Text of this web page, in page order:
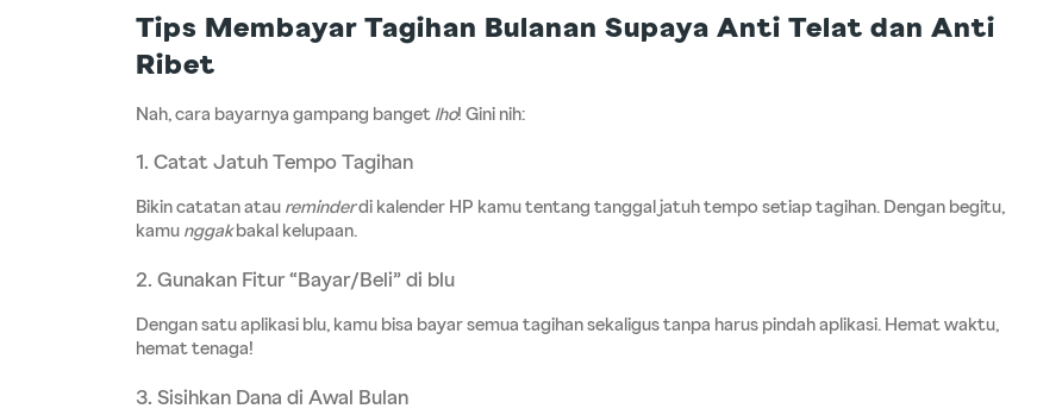
Tips Membayar Tagihan Bulanan Supaya Anti Telat dan Anti
Ribet
Nah, cara bayarnya gampang banget lho! Gini nih:
1. Catat Jatuh Tempo Tagihan
Bikin catatan atau reminder di kalender HP kamu tentang tanggal jatuh tempo setiap tagihan. Dengan begitu,
kamu nggak bakal kelupaan.
2. Gunakan Fitur “Bayar/Beli” di blu
Dengan satu aplikasi blu, kamu bisa bayar semua tagihan sekaligus tanpa harus pindah aplikasi. Hemat waktu,
hemat tenaga!
3. Sisihkan Dana di Awal Bulan